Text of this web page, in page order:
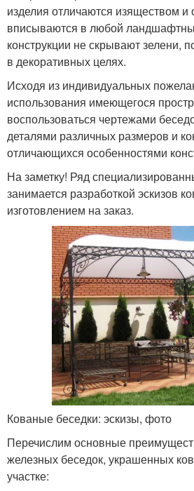
изделия отличаются изяществом и
вписываются в любой
конструкции не скрывают зелени,
в декоративных целях.
Исходя из индивидуальных
использования имеющегося
воспользоваться чертежами
деталями различных размеров и
отличающихся особенностями
На заметку! Ряд
занимается разработкой эскизов
изготовлением на заказ.
Кованые беседки: эскизы, фото
Перечислим основные
железных беседок, украшенных
участке: